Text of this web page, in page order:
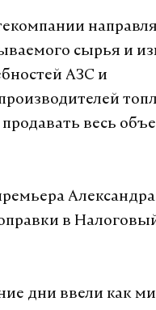
сырья и
АЗС и
весь
в
дни ввели как